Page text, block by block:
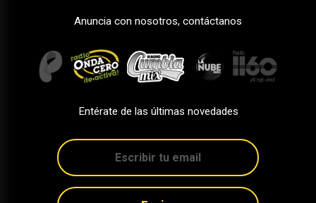
Anuncia con nosotros, contáctanos
Entérate de las últimas novedades